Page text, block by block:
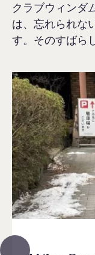
クラブウィンダ
は、忘れられな
す。そのすばら